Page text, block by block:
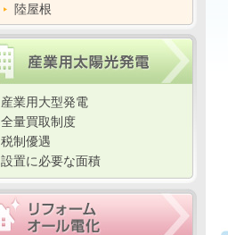
陸屋根
産業用大型発電
全量買取制度
税制優遇
設置に必要な面積